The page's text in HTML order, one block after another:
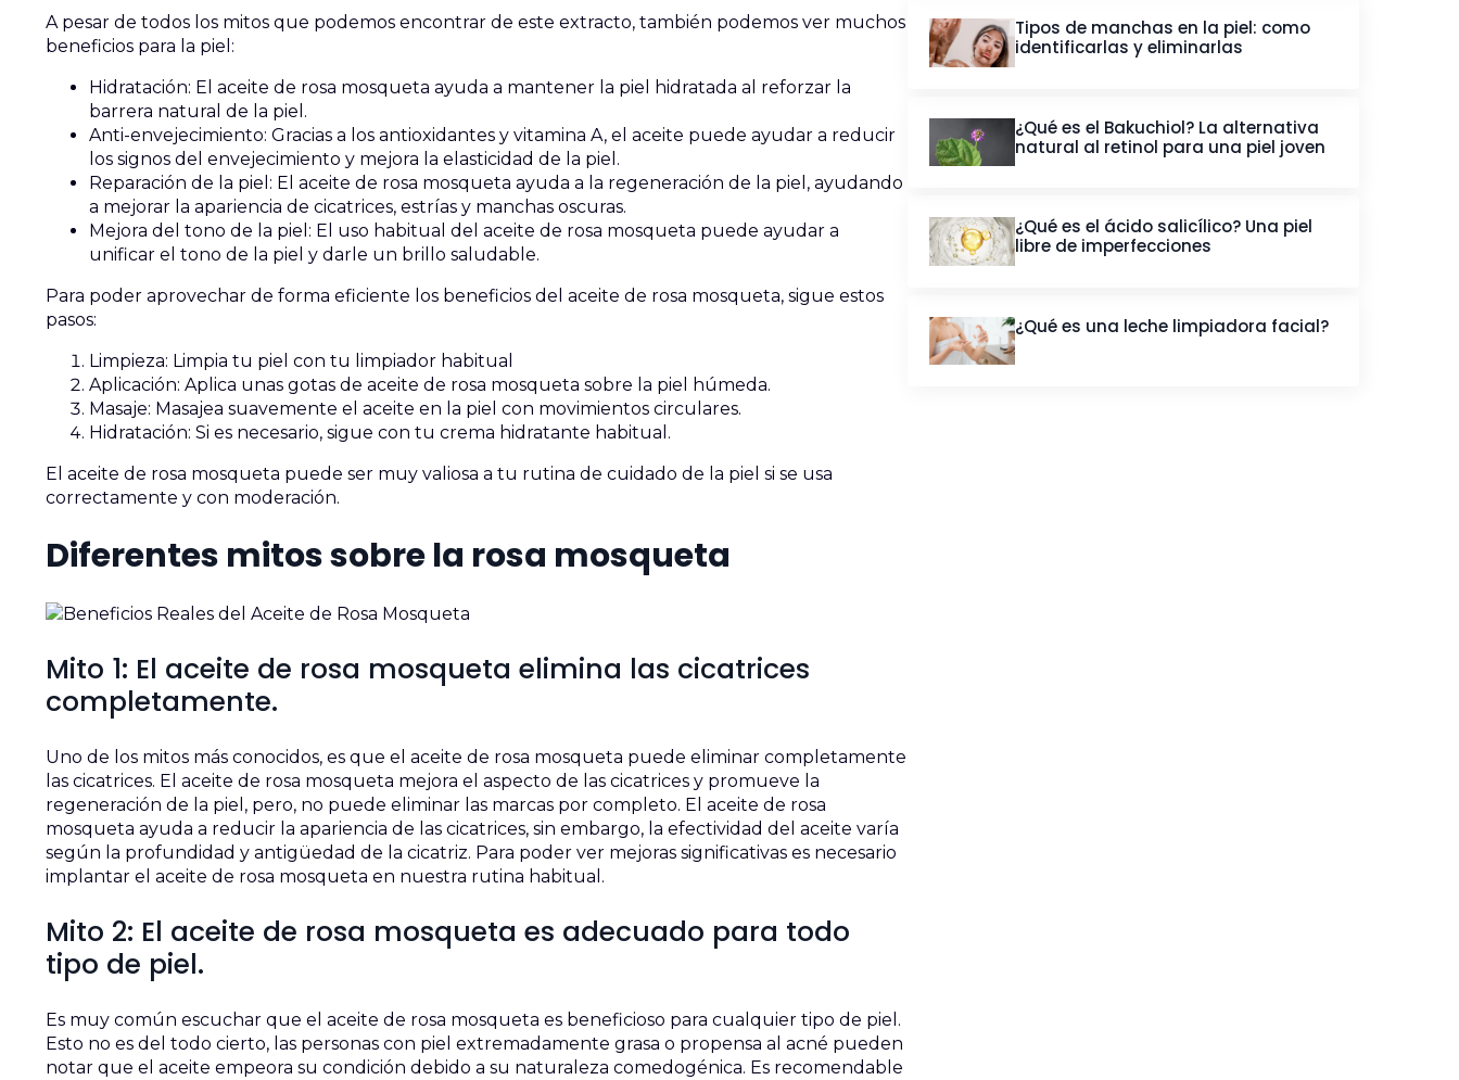
A pesar de todos los mitos que podemos encontrar de este extracto, también podemos ver muchos
beneficios para la piel:
Hidratación: El aceite de rosa mosqueta ayuda a mantener la piel hidratada al reforzar la
barrera natural de la piel.
Anti-envejecimiento: Gracias a los antioxidantes y vitamina A, el aceite puede ayudar a reducir
los signos del envejecimiento y mejora la elasticidad de la piel.
Reparación de la piel: El aceite de rosa mosqueta ayuda a la regeneración de la piel, ayudando
a mejorar la apariencia de cicatrices, estrías y manchas oscuras.
Mejora del tono de la piel: El uso habitual del aceite de rosa mosqueta puede ayudar a
unificar el tono de la piel y darle un brillo saludable.
Para poder aprovechar de forma eficiente los beneficios del aceite de rosa mosqueta, sigue estos
pasos:
Limpieza: Limpia tu piel con tu limpiador habitual
Aplicación: Aplica unas gotas de aceite de rosa mosqueta sobre la piel húmeda.
Masaje: Masajea suavemente el aceite en la piel con movimientos circulares.
Hidratación: Si es necesario, sigue con tu crema hidratante habitual.
El aceite de rosa mosqueta puede ser muy valiosa a tu rutina de cuidado de la piel si se usa
correctamente y con moderación.
Diferentes mitos sobre la rosa mosqueta
Mito 1: El aceite de rosa mosqueta elimina las cicatrices
completamente.
Uno de los mitos más conocidos, es que el aceite de rosa mosqueta puede eliminar completamente
las cicatrices. El aceite de rosa mosqueta mejora el aspecto de las cicatrices y promueve la
regeneración de la piel, pero, no puede eliminar las marcas por completo. El aceite de rosa
mosqueta ayuda a reducir la apariencia de las cicatrices, sin embargo, la efectividad del aceite varía
según la profundidad y antigüedad de la cicatriz. Para poder ver mejoras significativas es necesario
implantar el aceite de rosa mosqueta en nuestra rutina habitual.
Mito 2: El aceite de rosa mosqueta es adecuado para todo
tipo de piel.
Es muy común escuchar que el aceite de rosa mosqueta es beneficioso para cualquier tipo de piel.
Esto no es del todo cierto, las personas con piel extremadamente grasa o propensa al acné pueden
notar que el aceite empeora su condición debido a su naturaleza comedogénica. Es recomendable
Tipos de manchas en la piel: como
identificarlas y eliminarlas
¿Qué es el Bakuchiol? La alternativa
natural al retinol para una piel joven
¿Qué es el ácido salicílico? Una piel
libre de imperfecciones
¿Qué es una leche limpiadora facial?